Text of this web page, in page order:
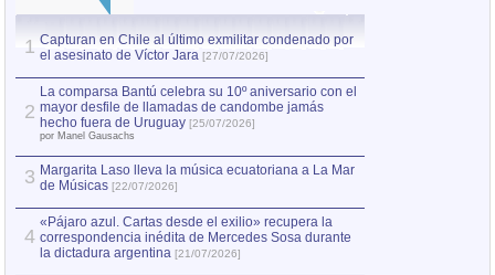
1 Capturan en Chile al último exmilitar condenado por
el asesinato de Víctor Jara [27/07/2026]
2
La comparsa Bantú celebra su 10º aniversario con el
mayor desfile de llamadas de candombe jamás
hecho fuera de Uruguay [25/07/2026]
por Manel Gausachs
3 Margarita Laso lleva la música ecuatoriana a La Mar
de Músicas [22/07/2026]
4
«Pájaro azul. Cartas desde el exilio» recupera la
correspondencia inédita de Mercedes Sosa durante
la dictadura argentina [21/07/2026]